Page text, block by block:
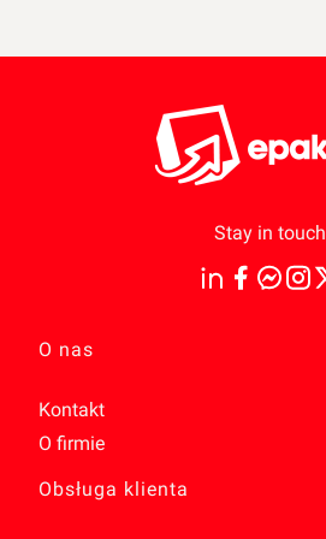
Stay in touch
Linki w stopce
O nas
Kontakt
O firmie
Obsługa klienta